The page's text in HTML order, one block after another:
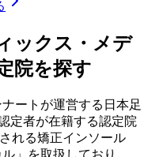
ックス・メデ
院を探す
ートが運営する日本足
定者が在籍する認定院
れる矯正インソール